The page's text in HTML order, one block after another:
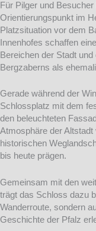
Für Pilger und
Orientierungspunkt im
Platzsituation vor dem
Innenhofes schaffen
Bereichen der Stadt
Bergzaberns als
Gerade während der
Schlossplatz mit dem
den beleuchteten
Atmosphäre der
historischen
bis heute prägen.
Gemeinsam mit den
trägt das Schloss dazu
Wanderroute, sondern
Geschichte der Pfalz